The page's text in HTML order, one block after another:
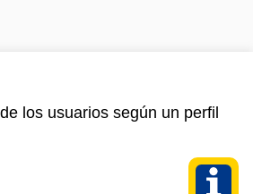
los usuarios según un perfil